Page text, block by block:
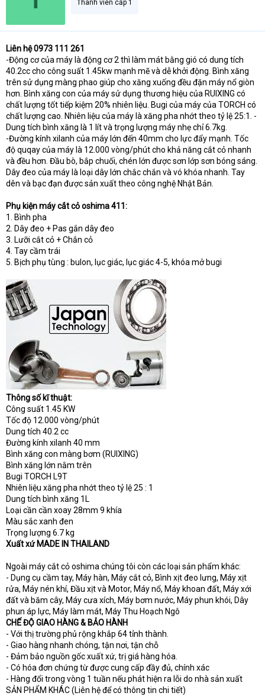
Thành viên cấp 1
Liên hệ 0973 111 261
-Động cơ của máy là động cơ 2 thì làm mát bằng gió có dung tích
40.2cc cho công suất 1.45kw mạnh mẽ và dễ khởi động. Bình xăng
trên sử dụng màng phao giúp cho xăng xuống đều đặn máy nổ giòn
hơn. Bình xăng con của máy sử dụng thương hiệu của RUIXING có
chất lượng tốt tiếp kiệm 20% nhiên liệu. Bugi của máy của TORCH có
chất lượng cao. Nhiên liệu của máy là xăng pha nhớt theo tỷ lệ 25:1. -
Dung tích bình xăng là 1 lít và trọng lượng máy nhẹ chỉ 6.7kg.
-Đường kính xilanh của máy lớn đến 40mm cho lực đẩy mạnh. Tốc
độ quqay của máy là 12.000 vòng/phút cho khả năng cắt cỏ nhanh
và đều hơn. Đầu bò, bắp chuối, chén lớn được sơn lớp sơn bóng sáng.
Dây đeo của máy là loại dây lớn chắc chắn và vó khóa nhanh. Tay
dên và bạc đạn được sản xuất theo công nghệ Nhật Bản.
Phụ kiện máy cắt cỏ oshima 411:
1. Bình pha
2. Dây đeo + Pas gắn dây đeo
3. Lưỡi cắt cỏ + Chắn cỏ
4. Tay cầm trái
5. Bịch phụ tùng : bulon, lục giác, lục giác 4-5, khóa mở bugi
Thông số kĩ thuật:
Công suất 1.45 KW
Tốc độ 12.000 vòng/phút
Dung tích 40.2 cc
Đường kính xilanh 40 mm
Bình xăng con màng bơm (RUIXING)
Bình xăng lớn nằm trên
Bugi TORCH L9T
Nhiên liệu xăng pha nhớt theo tỷ lệ 25 : 1
Dung tích bình xăng 1L
Loại cần cần xoay 28mm 9 khía
Màu sắc xanh đen
Trọng lượng 6.7 kg
Xuất xứ MADE IN THAILAND
Ngoài máy cắt cỏ oshima chúng tôi còn các loại sản phẩm khác:
- Dụng cụ cầm tay, Máy hàn, Máy cắt cỏ, Bình xịt đeo lưng, Máy xịt
rửa, Máy nén khí, Đầu xịt và Motor, Máy nổ, Máy khoan đất, Máy xới
đất và băm cây, Máy cưa xích, Máy bơm nước, Máy phun khói, Dây
phun áp lực, Máy làm mát, Máy Thu Hoạch Ngô
CHẾ ĐỘ GIAO HÀNG & BẢO HÀNH
- Với thị trường phủ rộng khắp 64 tỉnh thành.
- Giao hàng nhanh chóng, tận nơi, tận chỗ
- Đảm bảo nguồn gốc xuất xứ, trị giá hàng hóa.
- Có hóa đơn chứng từ được cung cấp đầy đủ, chính xác
- Hàng đổi trong vòng 1 tuần nếu phát hiện ra lỗi do nhà sản xuất
SẢN PHẨM KHÁC (Liên hệ để có thông tin chi tiết)